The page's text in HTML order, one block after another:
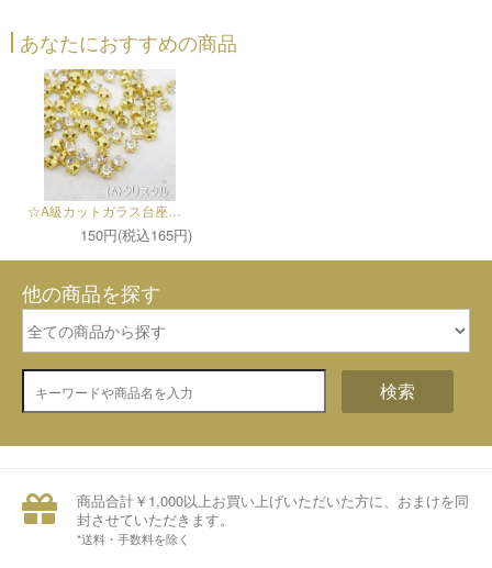
あなたにおすすめの商品
☆A級カットガラス台座ストーン（各20個セット）
150円(税込165円)
他の商品を探す
検索
商品合計￥1,000以上お買い上げいただいた方に、おまけを同
封させていただきます。
*送料・手数料を除く